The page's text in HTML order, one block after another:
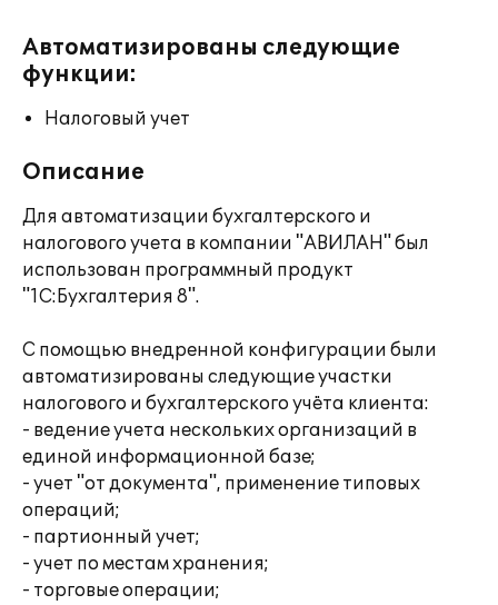
Автоматизированы следующие
функции:
Налоговый учет
Описание
Для автоматизации бухгалтерского и
налогового учета в компании "АВИЛАН" был
использован программный продукт
"1С:Бухгалтерия 8".
С помощью внедренной конфигурации были
автоматизированы следующие участки
налогового и бухгалтерского учёта клиента:
- ведение учета нескольких организаций в
единой информационной базе;
- учет "от документа", применение типовых
операций;
- партионный учет;
- учет по местам хранения;
- торговые операции;